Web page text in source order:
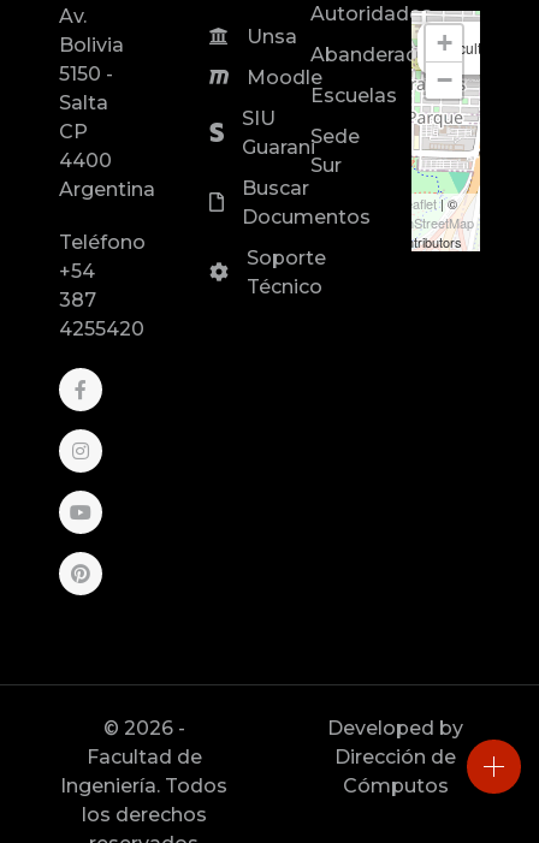
Av.
Bolivia
5150 -
Salta
CP
4400
Argentina
Teléfono
+54
387
4255420
Unsa
Moodle
SIU
Guarani
Buscar
Documentos
Soporte
Técnico
Autoridades
Abanderados
Escuelas
Sede
Sur
Facultad de
+
−
Leaflet| ©
OpenStreetMap
contributors
© 2026 -
Facultad de
Ingeniería. Todos
los derechos
Developed by
Dirección de
Cómputos